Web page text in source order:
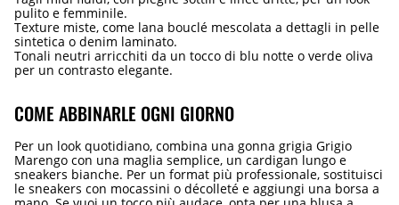
pulito e femminile.
Texture miste, come lana bouclé mescolata a dettagli in pelle
sintetica o denim laminato.
Tonali neutri arricchiti da un tocco di blu notte o verde oliva
per un contrasto elegante.
COME ABBINARLE OGNI GIORNO
Per un look quotidiano, combina una gonna grigia Grigio
Marengo con una maglia semplice, un cardigan lungo e
sneakers bianche. Per un format più professionale, sostituisci
le sneakers con mocassini o décolleté e aggiungi una borsa a